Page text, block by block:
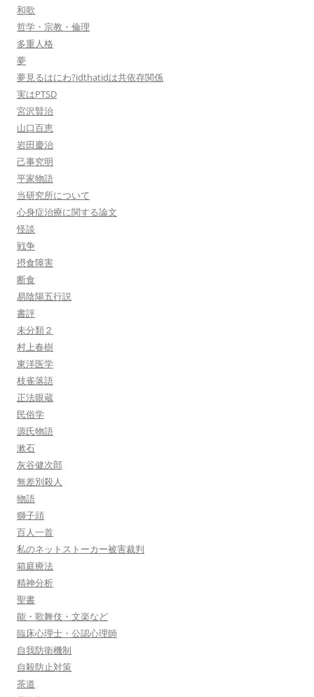
和歌
哲学・宗教・倫理
多重人格
夢
夢見るはにわ?idthatidは共依存関係
実はPTSD
宮沢賢治
山口百恵
岩田慶治
己事究明
平家物語
当研究所について
心身症治療に関する論文
怪談
戦争
摂食障害
断食
易陰陽五行説
書評
未分類２
村上春樹
東洋医学
枝雀落語
正法眼蔵
民俗学
源氏物語
漱石
灰谷健次郎
無差別殺人
物語
獅子頭
百人一首
私のネットストーカー被害裁判
箱庭療法
精神分析
聖書
能・歌舞伎・文楽など
臨床心理士・公認心理師
自我防衛機制
自殺防止対策
茶道